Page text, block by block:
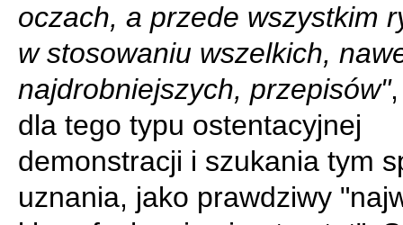
oczach, a przede wszystkim
w stosowaniu wszelkich,
najdrobniejszych, przepisów"
dla tego typu ostentacyjnej
demonstracji i szukania tym
uznania, jako prawdziwy